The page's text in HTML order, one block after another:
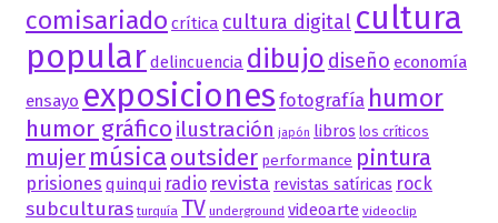
comisariado crítica cultura digital cultura
populardelincuencia dibujo diseño economía
ensayo exposiciones fotografía humor
humor gráfico ilustración japón libros los críticos
mujer música outsider performance pintura
prisiones quinqui radio revista revistas satíricas rock
subculturas turquía TV underground videoarte videoclip